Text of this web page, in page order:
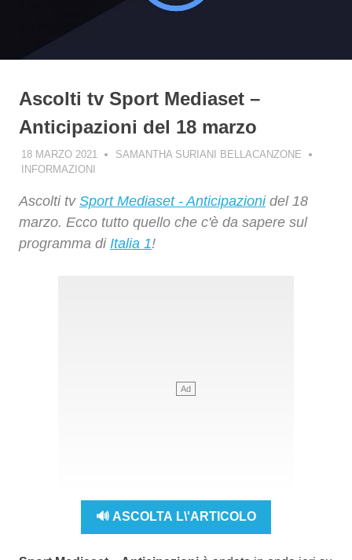
Ascolti tv Sport Mediaset –
Anticipazioni del 18 marzo
18 MARZO 2021
SAMANTHA SURIANI BELLACANZONE
INFORMAZIONI
Ascolti tv Sport Mediaset - Anticipazionidel 18
marzo. Ecco tutto quello che c'è da sapere sul
programma di Italia 1!
🔊 ASCOLTA L\'ARTICOLO